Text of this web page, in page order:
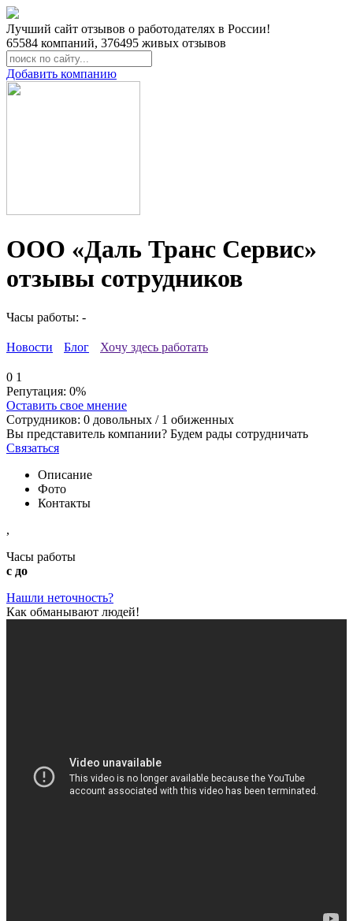
Лучший сайт отзывов о работодателях в России!
65584 компаний, 376495 живых отзывов
Добавить компанию
ООО «Даль Транс Сервис»
отзывы сотрудников
Часы работы: -
Новости Блог Хочу здесь работать
0 1
Репутация: 0%
Оставить свое мнение
Сотрудников: 0 довольных / 1 обиженных
Вы представитель компании? Будем рады сотрудничать
Связаться
Описание
Фото
Контакты
,
Часы работы
с до
Нашли неточность?
Как обманывают людей!